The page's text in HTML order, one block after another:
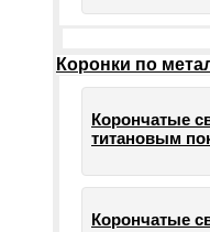
Коронки по
Корончатые
титановым
Корончатые